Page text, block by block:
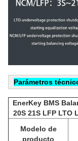
Parámetros
EnerKey BMS
20S 21S LFP
Modelo de
producto